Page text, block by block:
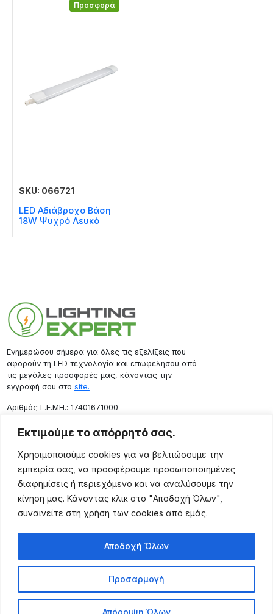
Εκτιμούμε το απόρρητό σας.
Χρησιμοποιούμε cookies για να βελτιώσουμε την
εμπειρία σας, να προσφέρουμε προσωποποιημένες
διαφημίσεις ή περιεχόμενο και να αναλύσουμε την
κίνηση μας. Κάνοντας κλικ στο "Αποδοχή Όλων",
συναινείτε στη χρήση των cookies από εμάς.
Προσαρμογή
Απόρριψη Όλων
Αποδοχή Όλων
Προσφορά
SKU: 066721
LED Αδιάβροχο Βάση
18W Ψυχρό Λευκό
Ενημερώσου σήμερα για όλες τις εξελίξεις που
αφορούν τη LED τεχνολογία και επωφελήσου από
τις μεγάλες προσφορές μας, κάνοντας την
εγγραφή σου στο site.
Aριθμός Γ.Ε.ΜΗ.: 17401671000
Επικοινωνία
Ρόδου 133, Αθήνα 10443
(+30) 211 725 5427
sales@lightingexpert.gr
Χρήσιμες Σελίδες
Προϊόντα
Τρόποι Αποστολής